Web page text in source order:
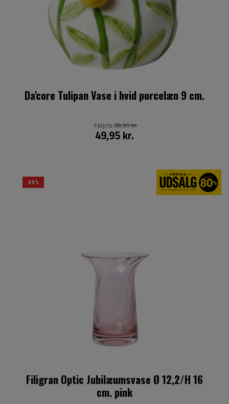
Da'core Tulipan Vase i hvid porcelæn 9 cm.
49,95 kr.
Førpris69,95 kr.
33%
Filigran Optic Jubilæumsvase Ø 12,2/H 16
cm. pink